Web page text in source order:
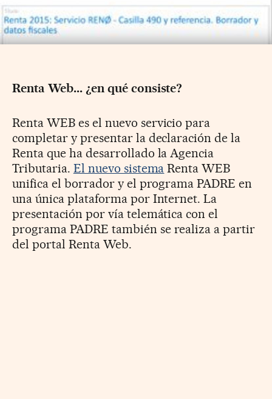
Renta Web... ¿en qué consiste?
Renta WEB es el nuevo servicio para
completar y presentar la declaración de la
Renta que ha desarrollado la Agencia
Tributaria. El nuevo sistema Renta WEB
unifica el borrador y el programa PADRE en
una única plataforma por Internet. La
presentación por vía telemática con el
programa PADRE también se realiza a partir
del portal Renta Web.